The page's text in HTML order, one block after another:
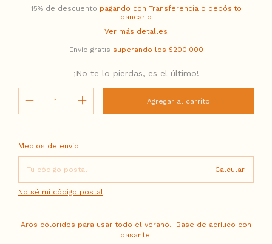
15% de descuento pagando con Transferencia o depósito
bancario
Ver más detalles
Envío gratis superando los $200.000
¡No te lo pierdas, es el último!
Entregas para el CP:
Medios de envío
Calcular
No sé mi código postal
Aros coloridos para usar todo el verano. Base de acrílico con
pasante